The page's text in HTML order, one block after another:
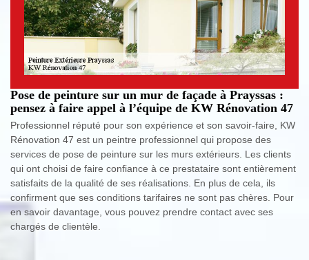
Pose de peinture sur un mur de façade à Prayssas :
pensez à faire appel à l’équipe de KW Rénovation 47
Professionnel réputé pour son expérience et son savoir-faire, KW
Rénovation 47 est un peintre professionnel qui propose des
services de pose de peinture sur les murs extérieurs. Les clients
qui ont choisi de faire confiance à ce prestataire sont entièrement
satisfaits de la qualité de ses réalisations. En plus de cela, ils
confirment que ses conditions tarifaires ne sont pas chères. Pour
en savoir davantage, vous pouvez prendre contact avec ses
chargés de clientèle.